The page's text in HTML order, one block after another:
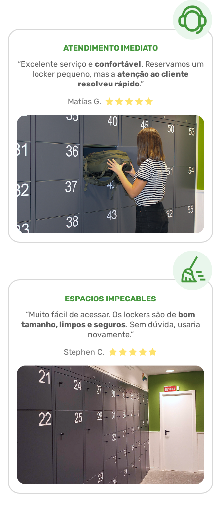
ATENDIMENTO IMEDIATO
“Excelente serviço e confortável. Reservamos um
locker pequeno, mas a atenção ao cliente
resolveu rápido.”
Matías G.
ESPACIOS IMPECABLES
“Muito fácil de acessar. Os lockers são de bom
tamanho, limpos e seguros. Sem dúvida, usaria
novamente.”
Stephen C.